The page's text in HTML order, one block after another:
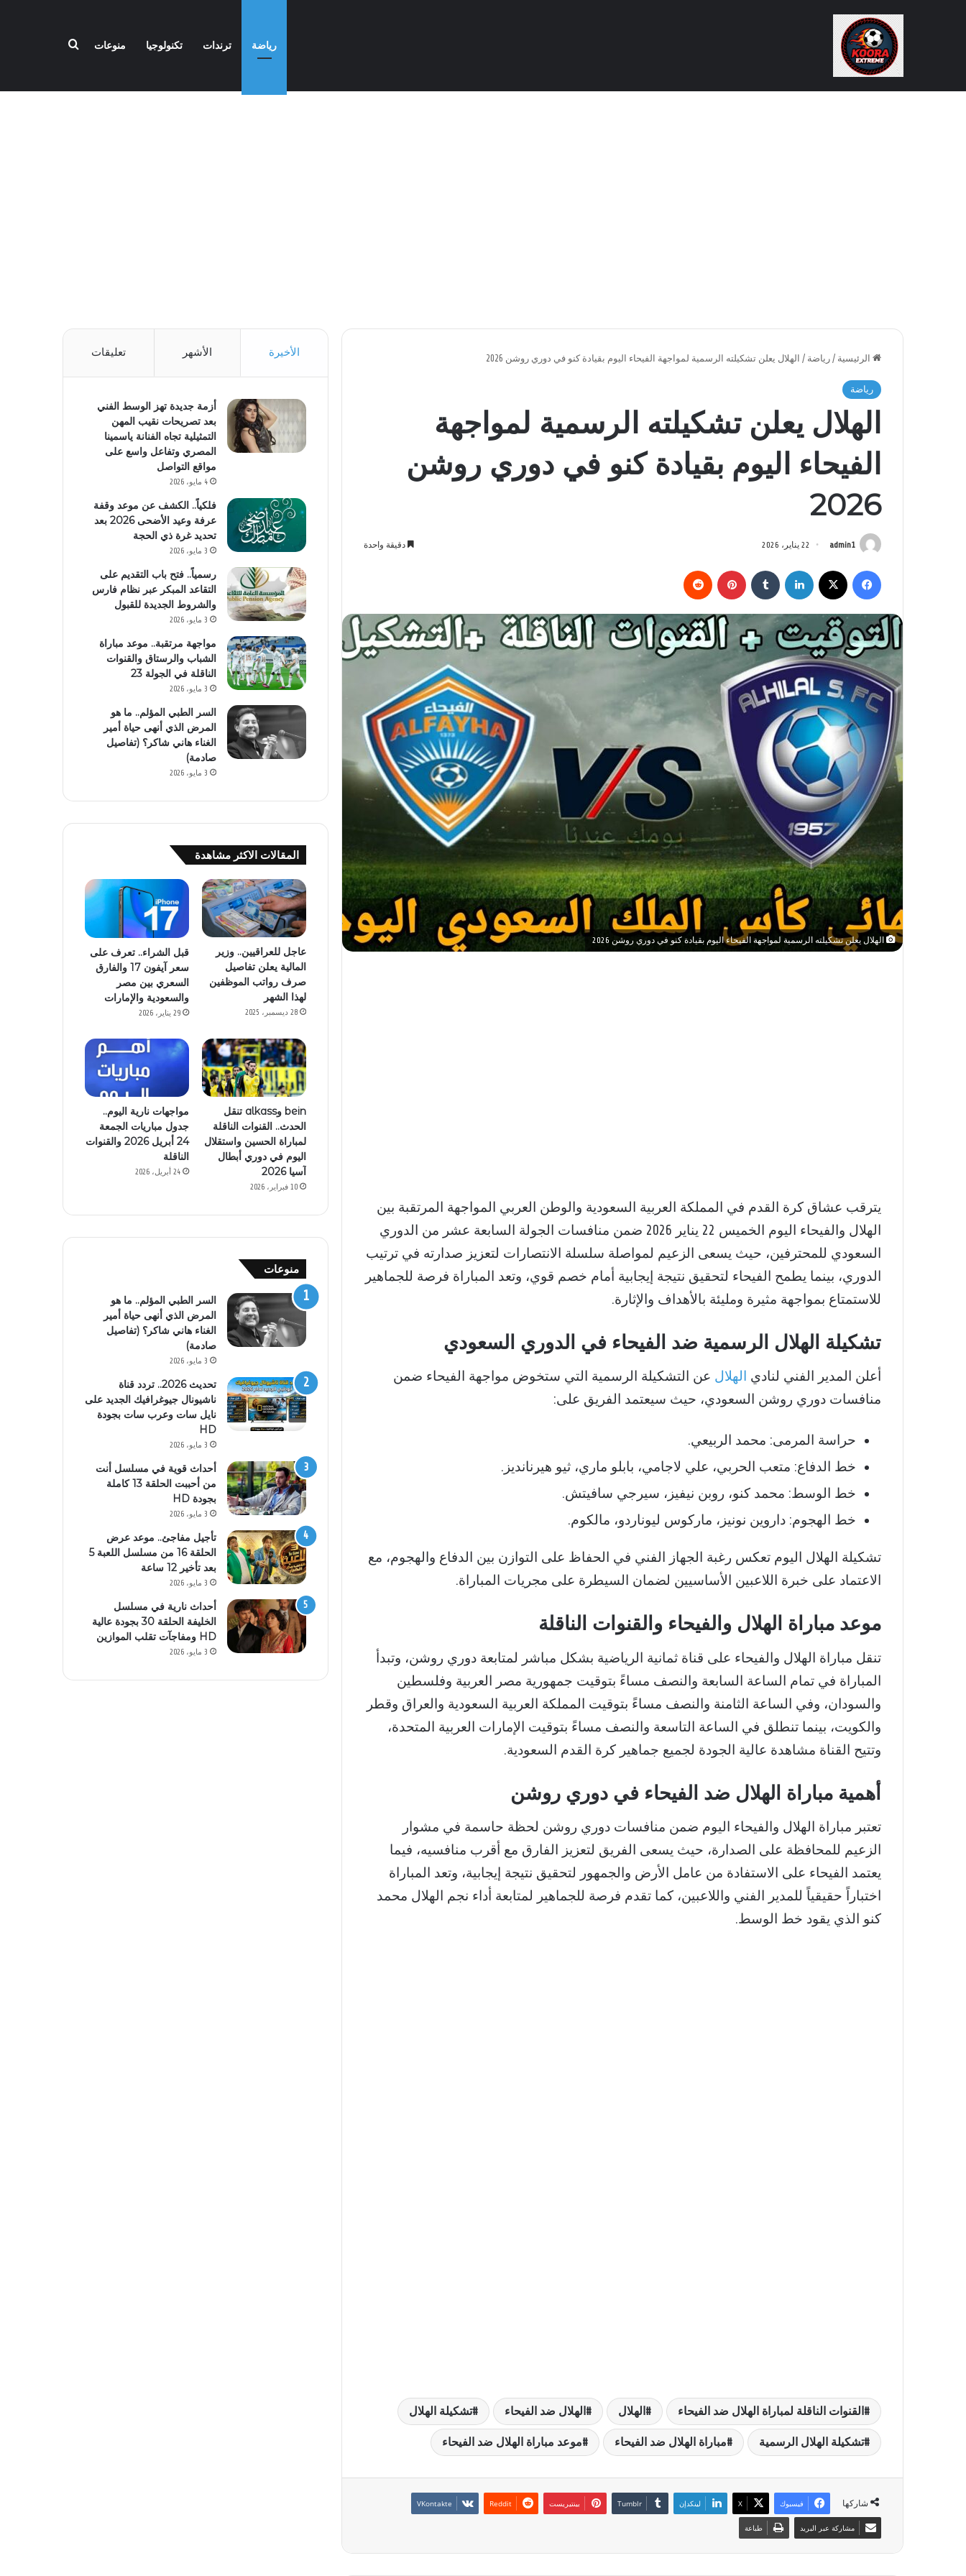
رياضة ترندات تكنولوجيا منوعات بحث عن
الرئيسية / رياضة / الهلال يعلن تشكيلته الرسمية لمواجهة الفيحاء اليوم بقيادة كنو في دوري روشن 2026
رياضة
الهلال يعلن تشكيلته الرسمية لمواجهة
الفيحاء اليوم بقيادة كنو في دوري روشن
2026
admin1 22 يناير، 2026 دقيقة واحدة
فيسبوك لينكدإن بينتيريست
الهلال يعلن تشكيلته الرسمية لمواجهة الفيحاء اليوم بقيادة كنو في دوري روشن 2026
يترقب عشاق كرة القدم في المملكة العربية السعودية والوطن العربي المواجهة المرتقبة بين
الهلال والفيحاء اليوم الخميس 22 يناير 2026 ضمن منافسات الجولة السابعة عشر من الدوري
السعودي للمحترفين، حيث يسعى الزعيم لمواصلة سلسلة الانتصارات لتعزيز صدارته في ترتيب
الدوري، بينما يطمح الفيحاء لتحقيق نتيجة إيجابية أمام خصم قوي، وتعد المباراة فرصة للجماهير
للاستمتاع بمواجهة مثيرة ومليئة بالأهداف والإثارة.
تشكيلة الهلال الرسمية ضد الفيحاء في الدوري السعودي
أعلن المدير الفني لنادي الهلال عن التشكيلة الرسمية التي ستخوض مواجهة الفيحاء ضمن
منافسات دوري روشن السعودي، حيث سيعتمد الفريق على:
حراسة المرمى: محمد الربيعي.
خط الدفاع: متعب الحربي، علي لاجامي، بابلو ماري، ثيو هيرنانديز.
خط الوسط: محمد كنو، روبن نيفيز، سيرجي سافيتش.
خط الهجوم: داروين نونيز، ماركوس ليوناردو، مالكوم.
تشكيلة الهلال اليوم تعكس رغبة الجهاز الفني في الحفاظ على التوازن بين الدفاع والهجوم، مع
الاعتماد على خبرة اللاعبين الأساسيين لضمان السيطرة على مجريات المباراة.
موعد مباراة الهلال والفيحاء والقنوات الناقلة
تنقل مباراة الهلال والفيحاء على قناة ثمانية الرياضية بشكل مباشر لمتابعة دوري روشن، وتبدأ
المباراة في تمام الساعة السابعة والنصف مساءً بتوقيت جمهورية مصر العربية وفلسطين
والسودان، وفي الساعة الثامنة والنصف مساءً بتوقيت المملكة العربية السعودية والعراق وقطر
والكويت، بينما تنطلق في الساعة التاسعة والنصف مساءً بتوقيت الإمارات العربية المتحدة،
وتتيح القناة مشاهدة عالية الجودة لجميع جماهير كرة القدم السعودية.
أهمية مباراة الهلال ضد الفيحاء في دوري روشن
تعتبر مباراة الهلال والفيحاء اليوم ضمن منافسات دوري روشن لحظة حاسمة في مشوار
الزعيم للمحافظة على الصدارة، حيث يسعى الفريق لتعزيز الفارق مع أقرب منافسيه، فيما
يعتمد الفيحاء على الاستفادة من عامل الأرض والجمهور لتحقيق نتيجة إيجابية، وتعد المباراة
اختباراً حقيقياً للمدير الفني واللاعبين، كما تقدم فرصة للجماهير لمتابعة أداء نجم الهلال محمد
كنو الذي يقود خط الوسط.
القنوات الناقلة لمباراة الهلال ضد الفيحاء الهلال الهلال ضد الفيحاء تشكيلة الهلال
تشكيلة الهلال الرسمية مباراة الهلال ضد الفيحاء موعد مباراة الهلال ضد الفيحاء
شاركها فيسبوك ‫X لينكدإن بينتيريست
مشاركة عبر البريد طباعة
الأخيرة الأشهر تعليقات
أزمة جديدة تهز الوسط الفني
بعد تصريحات نقيب المهن
التمثيلية تجاه الفنانة ياسمينا
المصري وتفاعل واسع على
مواقع التواصل
4 مايو، 2026
فلكياً.. الكشف عن موعد وقفة
عرفة وعيد الأضحى 2026 بعد
تحديد غرة ذي الحجة
3 مايو، 2026
رسمياً.. فتح باب التقديم على
التقاعد المبكر عبر نظام فارس
والشروط الجديدة للقبول
3 مايو، 2026
مواجهة مرتقبة.. موعد مباراة
الشباب والرستاق والقنوات
الناقلة في الجولة 23
3 مايو، 2026
السر الطبي المؤلم.. ما هو
المرض الذي أنهى حياة أمير
الغناء هاني شاكر؟ (تفاصيل
صادمة)
3 مايو، 2026
المقالات الاكثر مشاهدة
عاجل للعراقيين.. وزير
المالية يعلن تفاصيل
صرف رواتب الموظفين
لهذا الشهر
28 ديسمبر، 2025
قبل الشراء.. تعرف على
سعر آيفون 17 والفارق
السعري بين مصر
والسعودية والإمارات
29 يناير، 2026
bein وalkass تنقل
الحدث.. القنوات الناقلة
لمباراة الحسين واستقلال
اليوم في دوري أبطال
آسيا 2026
10 فبراير، 2026
مواجهات نارية اليوم..
جدول مباريات الجمعة
24 أبريل 2026 والقنوات
الناقلة
24 أبريل، 2026
منوعات
السر الطبي المؤلم.. ما هو
المرض الذي أنهى حياة أمير
الغناء هاني شاكر؟ (تفاصيل
صادمة)
3 مايو، 2026
تحديث 2026.. تردد قناة
ناشيونال جيوغرافيك الجديد على
نايل سات وعرب سات بجودة
HD
3 مايو، 2026
أحداث قوية في مسلسل أنت
من أحببت الحلقة 13 كاملة
بجودة HD
3 مايو، 2026
تأجيل مفاجئ.. موعد عرض
الحلقة 16 من مسلسل اللعبة 5
بعد تأخير 12 ساعة
3 مايو، 2026
أحداث نارية في مسلسل
الخليفة الحلقة 30 بجودة عالية
HD ومفاجآت تقلب الموازين
3 مايو، 2026